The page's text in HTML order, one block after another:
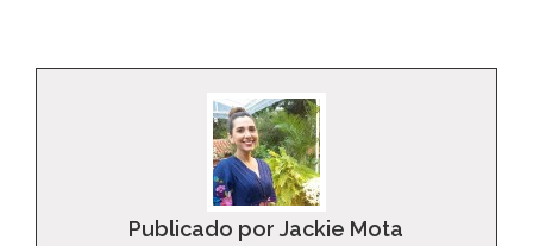
Publicado por Jackie Mota